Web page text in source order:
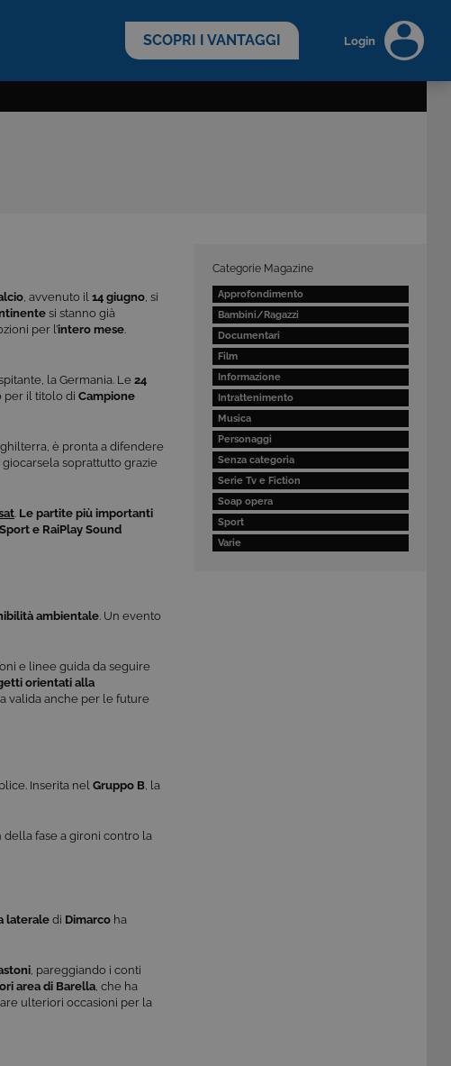
SCOPRI I VANTAGGI Login
Categorie Magazine
Approfondimento
Bambini/Ragazzi
Documentari
Film
Informazione
Intrattenimento
Musica
Personaggi
Senza categoria
Serie Tv e Fiction
Soap opera
Sport
Varie
, avvenuto il 14 giugno, si
si stanno già
per l’intero mese.
la Germania. Le24
per il titolo di Campione
è pronta a difendere
soprattutto grazie
. Le partite più importanti
e RaiPlay Sound
ambientale. Un evento
e linee guida da seguire
orientati alla
valida anche per le future
Inserita nel Gruppo B, la
della fase a gironi contro la
laterale di Dimarco ha
, pareggiando i conti
area di Barella, che ha
ulteriori occasioni per la